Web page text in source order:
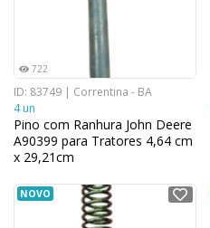
722
ID: 83749 | Correntina - BA
4 un
Pino com Ranhura John Deere
A90399 para Tratores 4,64 cm
x 29,21cm
NOVO